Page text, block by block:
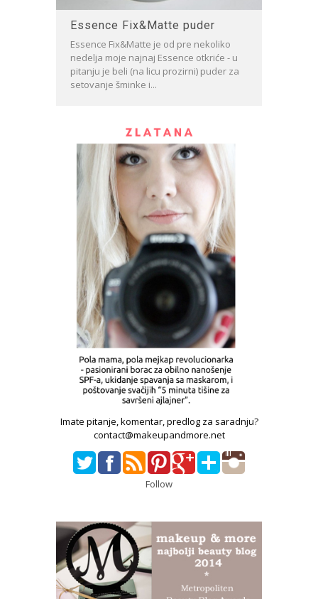
Essence Fix&Matte puder
Essence Fix&Matte je od pre nekoliko
nedelja moje najnaj Essence otkriće - u
pitanju je beli (na licu prozirni) puder za
setovanje šminke i...
Imate pitanje, komentar, predlog za saradnju?
contact@makeupandmore.net
Follow